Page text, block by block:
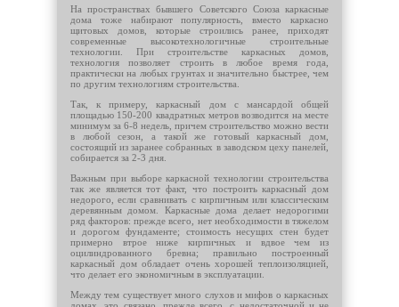
На пространствах бывшего Советского Союза каркасные
дома тоже набирают популярность, вместо каркасно
щитовых домов, которые строились ранее, приходят
современные высокотехнологичные строительные
технологии. При строительстве каркасных домов,
технология позволяет строить в любое время года,
практически на любых грунтах и значительно быстрее, чем
по другим технологиям строительства.
Так, к примеру, каркасный дом с мансардой общей
площадью 150-200 квадратных метров возводится на месте
минимум за 6-8 недель, причем строительство можно вести
в любой сезон, а такой же готовый каркасный дом,
состоящий из заранее собранных в заводском цеху панелей,
собирается за 2-3 дня.
Важным при выборе каркасной технологии строительства
так же является тот факт, что построить каркасный дом
недорого, если сравнивать с кирпичным или классическим
деревянным домом. Каркасные дома делает недорогими
ряд факторов: прежде всего, нет необходимости в тяжелом
и дорогом фундаменте; стоимость несущих стен будет
примерно втрое ниже кирпичных и вдвое чем из
оцилиндрованного бревна; правильно построенный
каркасный дом обладает очень хорошей теплоизоляцией,
что делает его экономичным в эксплуатации.
Между тем существует много слухов и мифов о каркасных
домах, это связано, прежде всего, с недостаточной и не